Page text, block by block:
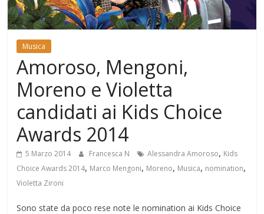
Mondo
Musica
Amoroso, Mengoni,
Moreno e Violetta
candidati ai Kids Choice
Awards 2014
5 Marzo 2014 Francesca N Alessandra Amoroso, Kids
Choice Awards 2014, Marco Mengoni, Moreno, Musica, nomination,
Violetta Zironi
Sono state da poco rese note le nomination ai Kids Choice